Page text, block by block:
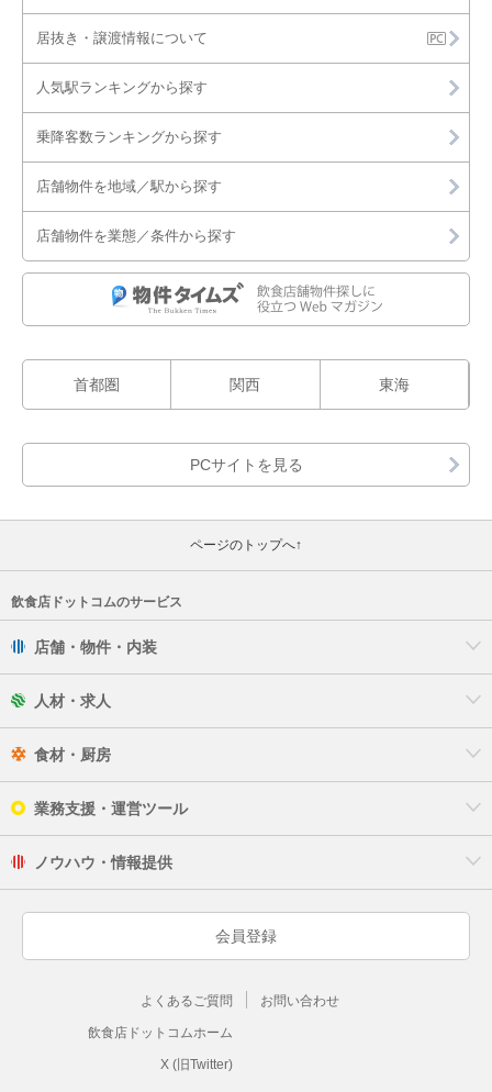
居抜き・譲渡情報について
人気駅ランキングから探す
乗降客数ランキングから探す
店舗物件を地域／駅から探す
店舗物件を業態／条件から探す
首都圏 関西 東海
ページのトップへ↑
飲食店ドットコムのサービス
店舗・物件・内装
人材・求人
食材・厨房
業務支援・運営ツール
ノウハウ・情報提供
会員登録
よくあるご質問 お問い合わせ
飲食店ドットコムホーム
X (旧Twitter)